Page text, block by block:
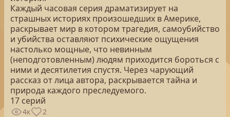
Каждый часовая серия драматизирует на
страшных историях произошедших в Америке,
раскрывает мир в котором трагедия, самоубийство
и убийства оставляют психические ощущения
настолько мощные, что невинным
(неподготовленным) людям приходится бороться с
ними и десятилетия спустя. Через чарующий
рассказ от лица автора, раскрывается тайна и
природа каждого преследуемого.
17 серий
4к 2